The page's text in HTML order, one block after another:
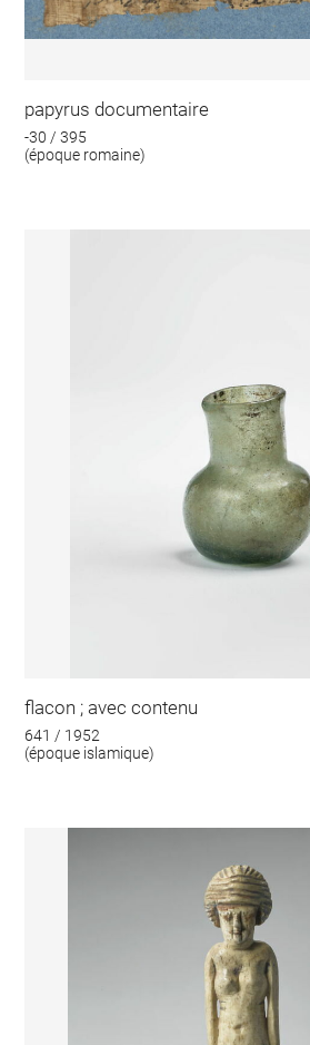
papyrus documentaire
-30 / 395
(époque romaine)
flacon ; avec contenu
641 / 1952
(époque islamique)